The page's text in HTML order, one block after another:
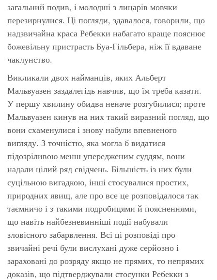
загальний подив, і молодші з лицарів мовчки
перезирнулися. Ці погляди, здавалося, говорили, що
надзвичайна краса Ребекки набагато краще пояснює
божевільну пристрасть Буа-Гільбера, ніж її вдаване
чаклунство.
Викликали двох найманців, яких Альберт
Мальвуазен заздалегідь навчив, що їм треба казати.
У першу хвилину обидва неначе розгубилися; проте
Мальвуазен кинув на них такий виразний погляд, що
вони схаменулися і знову набули впевненого
вигляду. З точністю, яка могла б видатися
підозріливою менш упередженим суддям, вони
надали цілий ряд свідчень. Більшість із них були
суцільною вигадкою, інші стосувалися простих,
природних явищ, але про все це розповідалося так
таємничо і з такими подробицями й поясненнями,
що навіть найбезневинніші події набували
зловісного забарвлення. Всі ці розповіді про
звичайні речі були вислухані дуже серйозно і
зараховані до розряду якщо не прямих, то непрямих
доказів, що підтверджували стосунки Ребекки з